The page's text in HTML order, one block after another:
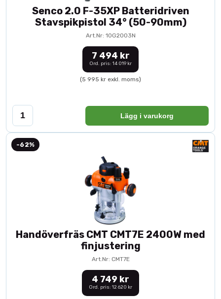
Senco 2.0 F-35XP Batteridriven
Stavspikpistol 34° (50-90mm)
Art.Nr: 10G2003N
7 494 kr
Ord. pris: 14 019 kr
(5 995 kr exkl. moms)
Lägg i varukorg
-62%
Handöverfräs CMT CMT7E 2400W med
finjustering
Art.Nr: CMT7E
4 749 kr
Ord. pris: 12 620 kr